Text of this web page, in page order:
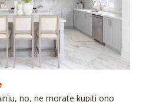
no, ne morate kupiti ono